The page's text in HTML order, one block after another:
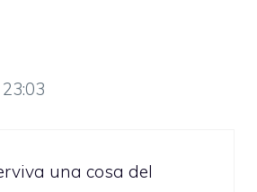
una cosa del